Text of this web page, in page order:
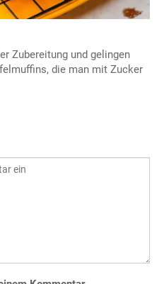
Zubereitung und gelingen
die man mit Zucker